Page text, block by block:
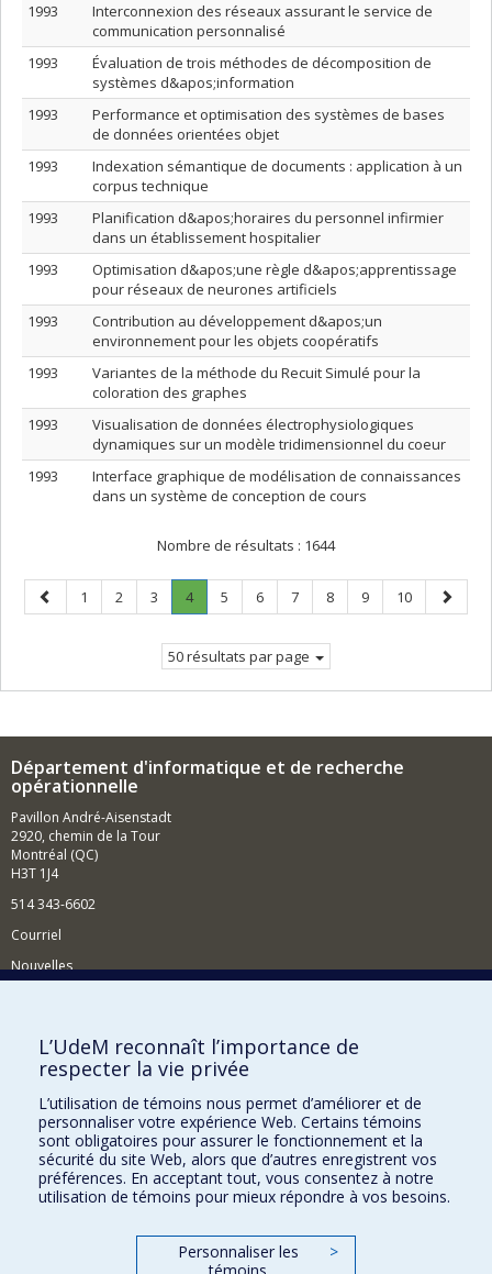
1993
Interconnexion des réseaux assurant le service de
communication personnalisé
1993
Évaluation de trois méthodes de décomposition de
systèmes d&apos;information
1993
Performance et optimisation des systèmes de bases
de données orientées objet
1993
Indexation sémantique de documents : application à un
corpus technique
1993
Planification d&apos;horaires du personnel infirmier
dans un établissement hospitalier
1993
Optimisation d&apos;une règle d&apos;apprentissage
pour réseaux de neurones artificiels
1993
Contribution au développement d&apos;un
environnement pour les objets coopératifs
1993
Variantes de la méthode du Recuit Simulé pour la
coloration des graphes
1993
Visualisation de données électrophysiologiques
dynamiques sur un modèle tridimensionnel du coeur
1993
Interface graphique de modélisation de connaissances
dans un système de conception de cours
Nombre de résultats : 1644
Page
précédente
Page
1 Page
2 Page
3 Page
4.
Page
Page
5 Page
6 Page
7 Page
8 Page
9 Page
10
Page
50 résultats par page
Département d'informatique et de recherche
opérationnelle
Pavillon André-Aisenstadt
2920, chemin de la Tour
Montréal (QC)
H3T 1J4
514 343-6602
Courriel
Nouvelles
Comment soutenir le Département?
BESOIN D'AIDE?
Plan du site
Signaler une erreur
Accessibilité
FACULTÉ DES ARTS ET DES SCIENCES
Nos départements et écoles
L’UdeM reconnaît l’importance de
respecter la vie privée
L’utilisation de témoins nous permet d’améliorer et de
personnaliser votre expérience Web. Certains témoins
sont obligatoires pour assurer le fonctionnement et la
sécurité du site Web, alors que d’autres enregistrent vos
préférences. En acceptant tout, vous consentez à notre
utilisation de témoins pour mieux répondre à vos besoins.
Personnaliser les
>